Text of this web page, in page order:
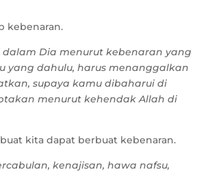
kebenaran.
Dia menurut kebenaran yang
yang dahulu, harus menanggalkan
supaya kamu dibaharui di
menurut kehendak Allah di
kita dapat berbuat kebenaran.
kenajisan, hawa nafsu,